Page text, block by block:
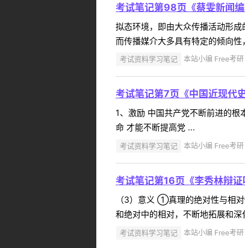
考试笔记第98页《蔡雯新闻
拟态环境，即由大众传播活动形
而传播媒介大多具有特定的倾向性
考试资料学习笔记 本站小编 Free考
考试笔记第7页《中国近现代
1、激励 中国共产党不断前进的
命 才能不断提高党 ...
考试资料学习笔记 本站小编 Free考
考试笔记第16页《李秀林辩
（3）意义 ①真理的绝对性与相
和绝对中的相对，不断地拓展和深
考试资料学习笔记 本站小编 Free考